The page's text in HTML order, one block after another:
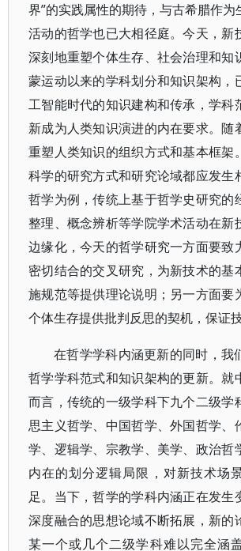
界”的实践属性的期待，与古希腊作为
活动的哲学也已大相径庭。今天，新
深刻地重塑个体生存、社会治理和知
蒙运动以来的学科划分和知识架构，
工智能时代的知识建构和传承，学科
新成为人类知识演进的内在要求。随
重塑人类知识的组织方式和基本框架
科学的研究方式和研究论域都应发生
哲学为例，传统上基于哲学史研究的
整理、概念辨析等学院学术活动在新
边缘化，今天的哲学研究一方面要致
密切结合的交叉研究，为新技术的基
施规范等提供理论说明；另一方面要
个体生存提供批判反思的契机，保证技
在哲学学科内涵更新的同时，我
哲学学科范式和知识架构的更新。就
而言，传统的一级学科下九个二级学
思主义哲学、中国哲学、外国哲学、
学、逻辑学、宗教学、美学、政治哲
内在的划分逻辑局限，对新技术场
足。当下，哲学的学科内涵正在发生
深度融合的思想论域不断拓展，新的
某一个或几个二级学科难以完全涵